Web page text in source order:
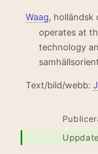
Waag, holländsk
operates at
technology
Text/bild/webb: